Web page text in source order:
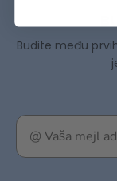
Budite među